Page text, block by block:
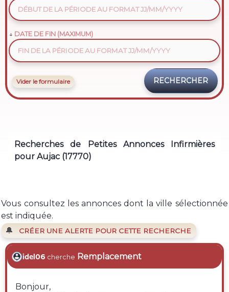
DATE DE FIN (MAXIMUM)
Vider le formulaire
Recherches de Petites Annonces Infirmières
pour Aujac (17770)
Vous consultez les annonces dont la ville sélectionnée
est indiquée.
🔔 CRÉER UNE ALERTE POUR CETTE RECHERCHE
idel06 cherche Remplacement
Bonjour,